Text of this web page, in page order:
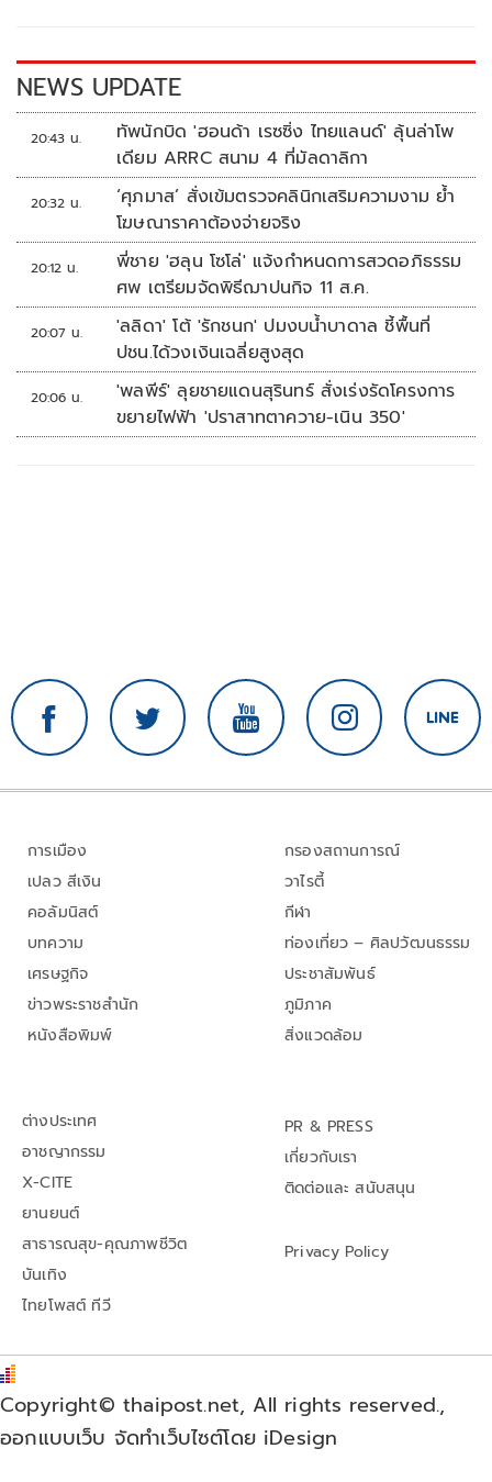
k k
NEWS UPDATE
20:43 น.
ทัพนักบิด 'ฮอนด้า เรซซิ่ง ไทยแลนด์' ลุ้นล่าโพ
เดียม ARRC สนาม 4 ที่มัลดาลิกา
20:32 น.
‘ศุภมาส’ สั่งเข้มตรวจคลินิกเสริมความงาม ย้ำ
โฆษณาราคาต้องจ่ายจริง
20:12 น.
พี่ชาย 'ฮลุน โซโล่' แจ้งกำหนดการสวดอภิธรรม
ศพ เตรียมจัดพิธีฌาปนกิจ 11 ส.ค.
20:07 น.
'ลลิดา' โต้ 'รักชนก' ปมงบน้ำบาดาล ชี้พื้นที่
ปชน.ได้วงเงินเฉลี่ยสูงสุด
20:06 น.
'พลพีร์' ลุยชายแดนสุรินทร์ สั่งเร่งรัดโครงการ
ขยายไฟฟ้า 'ปราสาทตาควาย-เนิน 350'
การเมือง
เปลว สีเงิน
คอลัมนิสต์
บทความ
เศรษฐกิจ
ข่าวพระราชสำนัก
หนังสือพิมพ์
กรองสถานการณ์
วาไรตี้
กีฬา
ท่องเที่ยว – ศิลปวัฒนธรรม
ประชาสัมพันธ์
ภูมิภาค
สิ่งแวดล้อม
ต่างประเทศ
อาชญากรรม
X-CITE
ยานยนต์
สาธารณสุข-คุณภาพชีวิต
บันเทิง
ไทยโพสต์ ทีวี
PR & PRESS
เกี่ยวกับเรา
ติดต่อและ สนับสนุน
Privacy Policy
Copyright© thaipost.net, All rights reserved.,
ออกแบบเว็บ จัดทำเว็บไซต์โดย iDesign